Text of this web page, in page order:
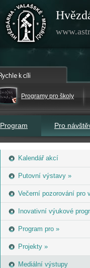
Programy pro školy
Program Pro
Kalendář akcí
Putovní výstavy »
Večerní pozorování pro
Inovativní výukové
Program pro »
Projekty »
Mediální výstupy